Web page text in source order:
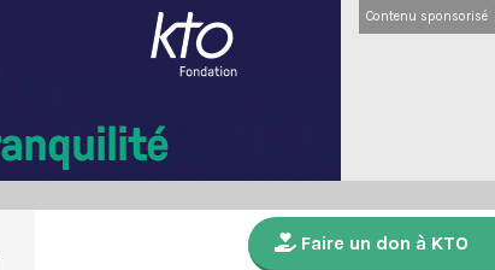
Contenu sponsorisé
Faire un don à KTO